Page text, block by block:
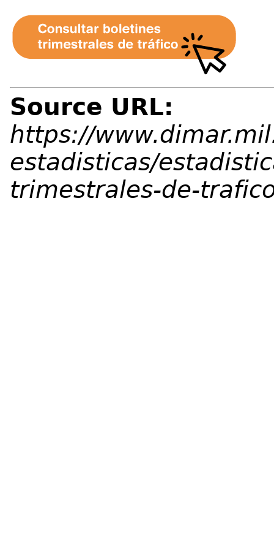
Source URL:
https://
estadisticas/
trimestrales-de-